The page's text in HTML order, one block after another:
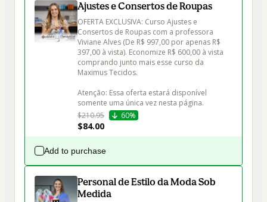
Ajustes e Consertos de Roupas
OFERTA EXCLUSIVA: Curso Ajustes e
Consertos de Roupas com a professora
Viviane Alves (De R$ 997,00 por apenas R$
397,00 à vista). Economize R$ 600,00 à vista
comprando junto mais esse curso da
Maximus Tecidos.
Atenção: Essa oferta estará disponível
somente uma única vez nesta página.
$210.95
60%
$84.00
Add to purchase
Personal de Estilo da Moda Sob
Medida